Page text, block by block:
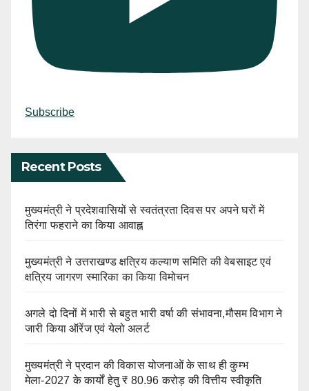
Subscribe
Recent Posts
मुख्यमंत्री ने प्रदेशवासियों से स्वतंत्रता दिवस पर अपने घरों में
तिरंगा फहराने का किया आवाह्न
मुख्यमंत्री ने उत्तराखण्ड क्षत्रिय कल्याण समिति की वेबसाइट एवं
क्षत्रिय जागरण स्मारिका का किया विमोचन
अगले दो दिनों में भारी से बहुत भारी वर्षा की संभावना,मौसम विभाग ने
जारी किया ऑरेंज एवं येलो अलर्ट
मुख्यमंत्री ने प्रदान की विकास योजनाओं के साथ ही कुम्भ
मेला-2027 के कार्यों हेतु ₹ 80.96 करोड़ की वित्तीय स्वीकृति